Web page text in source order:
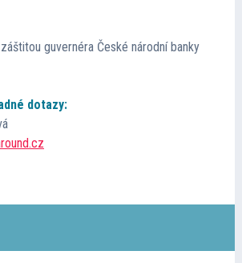
guvernéra České národní banky
dotazy: